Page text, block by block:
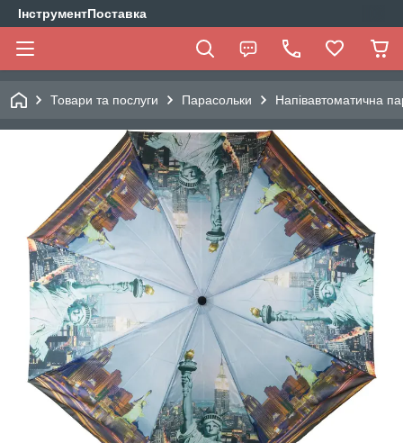
ІнструментПоставка
Товари та послуги Парасольки Напівавтоматична